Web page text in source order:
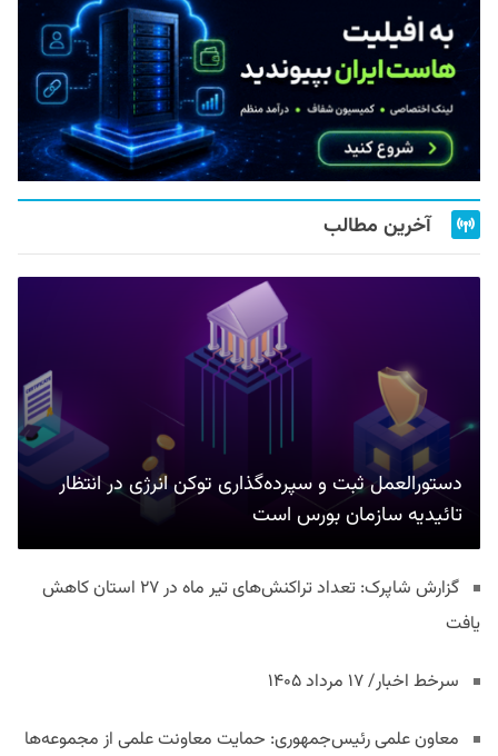
آخرین مطالب
دستورالعمل ثبت و سپرده‌گذاری توکن انرژی در انتظار
تائیدیه سازمان بورس است
گزارش شاپرک: تعداد تراکنش‌های تیر ماه در ۲۷ استان‌ کاهش
یافت
سرخط اخبار/ ۱۷ مرداد ۱۴۰۵
معاون علمی رئیس‌جمهوری: حمایت معاونت علمی از مجموعه‌ها